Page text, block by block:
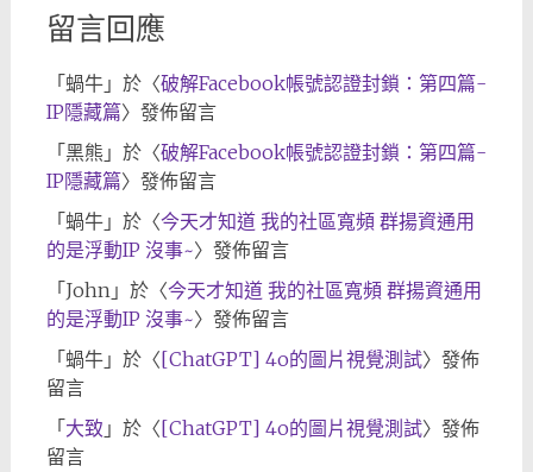
留言回應
「 蝸牛」於〈破解Facebook帳號認證封鎖：第四篇-
IP隱藏篇〉發佈留言
「 黑熊 」於〈破解Facebook帳號認證封鎖：第四篇-
IP隱藏篇〉發佈留言
「 蝸牛」於〈今天才知道 我的社區寬頻 群揚資通用
的是浮動IP 沒事~〉發佈留言
「 John」於〈今天才知道 我的社區寬頻 群揚資通用
的是浮動IP 沒事~〉發佈留言
「 蝸牛」於〈[ChatGPT] 4o的圖片視覺測試〉發佈
留言
「 大致 」於〈[ChatGPT] 4o的圖片視覺測試〉發佈
留言